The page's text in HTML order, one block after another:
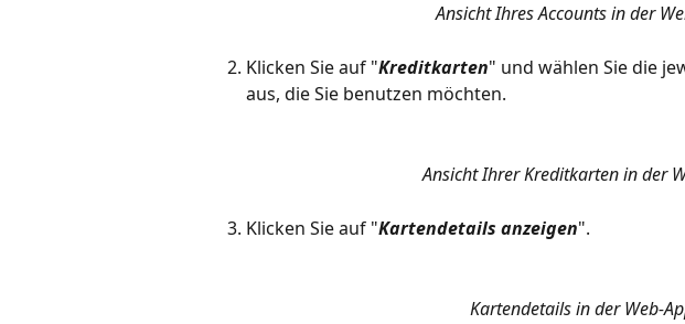
Ansicht Ihres Accounts in der
Klicken Sie auf "Kreditkarten" und wählen Sie die
aus, die Sie benutzen möchten.
Ansicht Ihrer Kreditkarten in der
Klicken Sie auf "Kartendetails anzeigen".
Kartendetails in der Web-